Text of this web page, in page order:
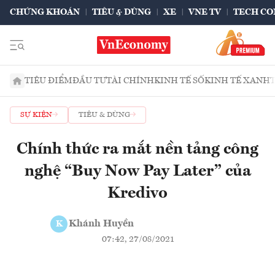
CHỨNG KHOÁN TIÊU & DÙNG XE VNE TV TECH
TIÊU ĐIỂMĐẦU TƯTÀI CHÍNHKINH TẾ SỐKINH TẾ XANH
SỰ KIỆN TIÊU & DÙNG
Chính thức ra mắt nền tảng công
nghệ “Buy Now Pay Later” của
Kredivo
K Khánh Huyền
07:42, 27/08/2021